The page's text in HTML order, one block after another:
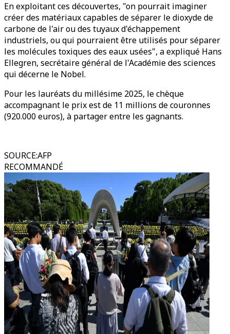
En exploitant ces découvertes, "on pourrait imaginer
créer des matériaux capables de séparer le dioxyde de
carbone de l'air ou des tuyaux d'échappement
industriels, ou qui pourraient être utilisés pour séparer
les molécules toxiques des eaux usées", a expliqué Hans
Ellegren, secrétaire général de l'Académie des sciences
qui décerne le Nobel.
Pour les lauréats du millésime 2025, le chèque
accompagnant le prix est de 11 millions de couronnes
(920.000 euros), à partager entre les gagnants.
SOURCE:AFP
RECOMMANDÉ